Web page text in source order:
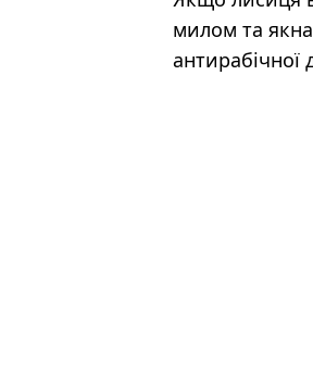
милом та
антирабічної